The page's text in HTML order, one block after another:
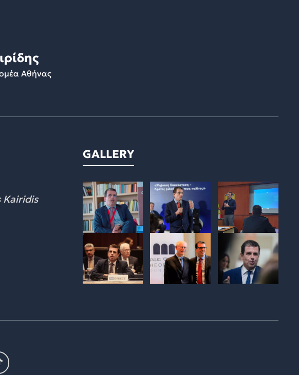
Αθήνας
Kairidis
GALLERY